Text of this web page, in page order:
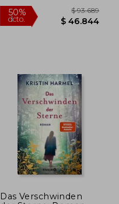
Alemán)
Das Verschwinden